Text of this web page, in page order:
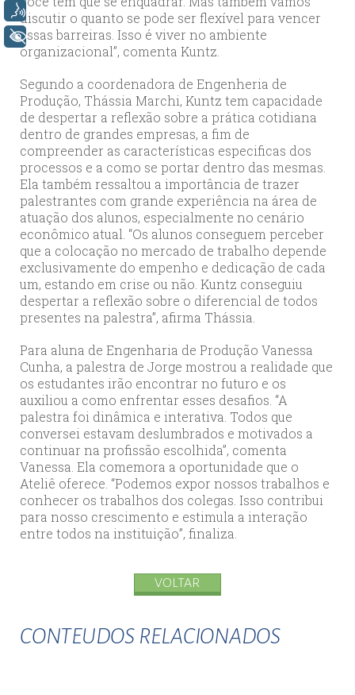
discutir o quanto se pode ser flexível para vencer
essas barreiras. Isso é viver no ambiente
organizacional”, comenta Kuntz.
Segundo a coordenadora de Engenheria de
Produção, Thássia Marchi, Kuntz tem capacidade
de despertar a reflexão sobre a prática cotidiana
dentro de grandes empresas, a fim de
compreender as características especificas dos
processos e a como se portar dentro das mesmas.
Ela também ressaltou a importância de trazer
palestrantes com grande experiência na área de
atuação dos alunos, especialmente no cenário
econômico atual. “Os alunos conseguem perceber
que a colocação no mercado de trabalho depende
exclusivamente do empenho e dedicação de cada
um, estando em crise ou não. Kuntz conseguiu
despertar a reflexão sobre o diferencial de todos
presentes na palestra”, afirma Thássia.
Para aluna de Engenharia de Produção Vanessa
Cunha, a palestra de Jorge mostrou a realidade que
os estudantes irão encontrar no futuro e os
auxiliou a como enfrentar esses desafios. “A
palestra foi dinâmica e interativa. Todos que
conversei estavam deslumbrados e motivados a
continuar na profissão escolhida”, comenta
Vanessa. Ela comemora a oportunidade que o
Ateliê oferece. “Podemos expor nossos trabalhos e
conhecer os trabalhos dos colegas. Isso contribui
para nosso crescimento e estimula a interação
entre todos na instituição”, finaliza.
VOLTAR
CONTEUDOS RELACIONADOS
Voz
+ Acessibilidade